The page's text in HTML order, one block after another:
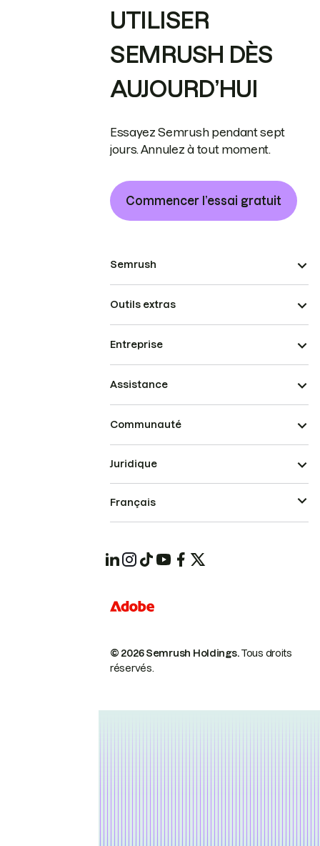
UTILISER
SEMRUSH DÈS
AUJOURD’HUI
Essayez Semrush pendant sept
jours. Annulez à tout moment.
Commencer l’essai gratuit
Semrush
Outils extras
Entreprise
Assistance
Communauté
© 2026 Semrush Holdings.Tous droits
réservés.
Juridique
Français